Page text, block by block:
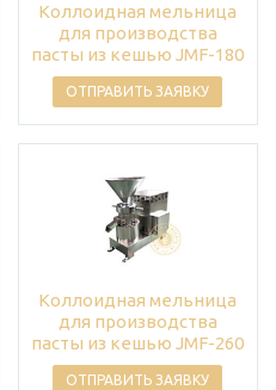
Коллоидная мельница
для производства
пасты из кешью JMF-180
ОТПРАВИТЬ ЗАЯВКУ
Коллоидная мельница
для производства
пасты из кешью JMF-260
ОТПРАВИТЬ ЗАЯВКУ